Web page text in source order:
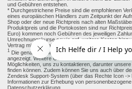
und Gebühren entstehen.
* Durchgestrichene Preise sind die empfohlenen
eines europäischen Händlers zum Zeitpunkt der
Shop oder der neue Richtpreis nach alten
Produktpreis und die Portokosten sind nur
Euro) kommen noch Gebühren des jeweiligen
Umrechnungskurse sowie ggf. weitere Kosten
Vertrag mit den Zahlungsanbieter.
1 Die genaue Höhe des Rabattes wird Ihnen auf
angezeigt. Weitere Online-Kommunikationsmittel:
Möglichkeiten, uns zu kontaktieren, darunter
finden können. Zudem können Sie uns auch über
Zendesk Support-System (über das Rechte Icon ->
Informationen zur Erhebung von
Datenschutzerklärung.